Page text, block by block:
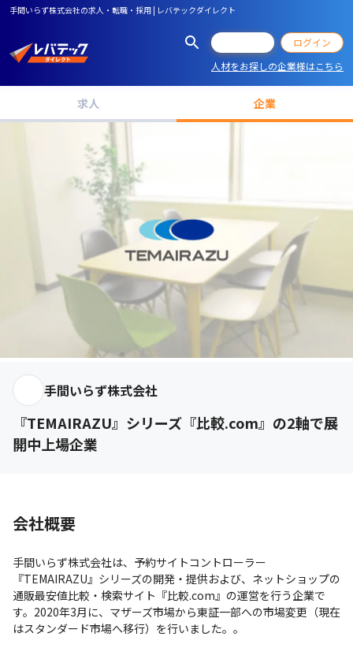
手間いらず株式会社の求人・転職・採用 | レバテックダイレクト
ログイン
人材をお探しの企業様はこちら
求人 企業
手間いらず株式会社
『TEMAIRAZU』シリーズ『比較.com』の2軸で展
開中上場企業
会社概要
手間いらず株式会社は、予約サイトコントローラー
『TEMAIRAZU』シリーズの開発・提供および、ネットショップの
通販最安値比較・検索サイト『比較.com』の運営を行う企業で
す。2020年3月に、マザーズ市場から東証一部への市場変更（現在
はスタンダード市場へ移行）を行いました。。